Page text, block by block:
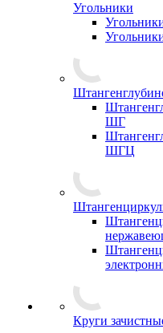
Угольники
ШГ
ШГЦ
Круги